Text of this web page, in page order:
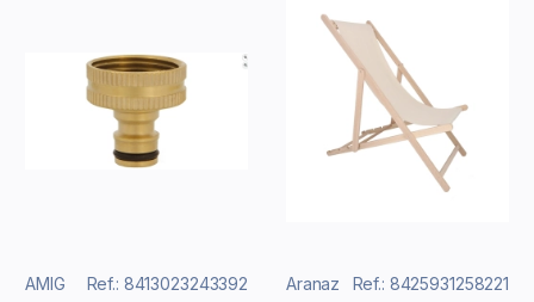
AMIG Ref.: 8413023243392 Aranaz Ref.: 8425931258221